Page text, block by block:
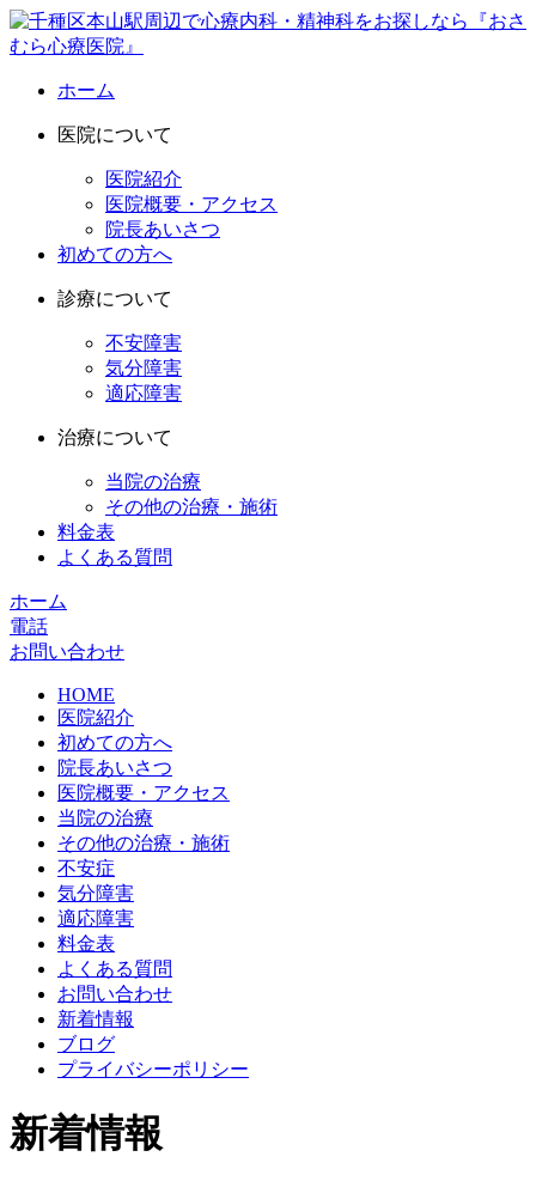
ホーム
医院について
医院紹介
医院概要・アクセス
院長あいさつ
初めての方へ
診療について
不安障害
気分障害
適応障害
治療について
当院の治療
その他の治療・施術
料金表
よくある質問
ホーム
電話
お問い合わせ
HOME
医院紹介
初めての方へ
院長あいさつ
医院概要・アクセス
当院の治療
その他の治療・施術
不安症
気分障害
適応障害
料金表
よくある質問
お問い合わせ
新着情報
ブログ
プライバシーポリシー
新着情報